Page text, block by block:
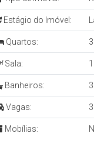
Estágio do Imóvel:
Quartos:
Sala: 1
Banheiros: 3
Vagas: 3
Mobílias: